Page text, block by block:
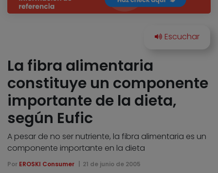
La fibra alimentaria
constituye un componente
importante de la dieta,
según Eufic
A pesar de no ser nutriente, la fibra alimentaria es un
componente importante en la dieta
Por EROSKI Consumer 21 de junio de 2005